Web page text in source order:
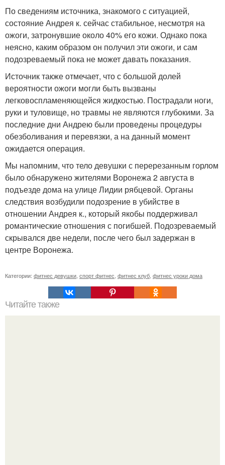
По сведениям источника, знакомого с ситуацией,
состояние Андрея к. сейчас стабильное, несмотря на
ожоги, затронувшие около 40% его кожи. Однако пока
неясно, каким образом он получил эти ожоги, и сам
подозреваемый пока не может давать показания.
Источник также отмечает, что с большой долей
вероятности ожоги могли быть вызваны
легковоспламеняющейся жидкостью. Пострадали ноги,
руки и туловище, но травмы не являются глубокими. За
последние дни Андрею были проведены процедуры
обезболивания и перевязки, а на данный момент
ожидается операция.
Мы напомним, что тело девушки с перерезанным горлом
было обнаружено жителями Воронежа 2 августа в
подъезде дома на улице Лидии рябцевой. Органы
следствия возбудили подозрение в убийстве в
отношении Андрея к., который якобы поддерживал
романтические отношения с погибшей. Подозреваемый
скрывался две недели, после чего был задержан в
центре Воронежа.
Категории: фитнес девушки спорт фитнес фитнес клуб фитнес уроки дома
Читайте также